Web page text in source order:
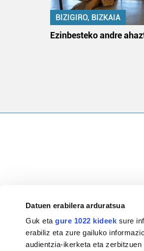
Datuen erabilera arduratsua
Guk etagure 1022 kideek sure
erabiliz eta zure gailuko
audientzia-ikerketa eta
BIZIGIRO, BIZKAIA
Ezinbesteko andre